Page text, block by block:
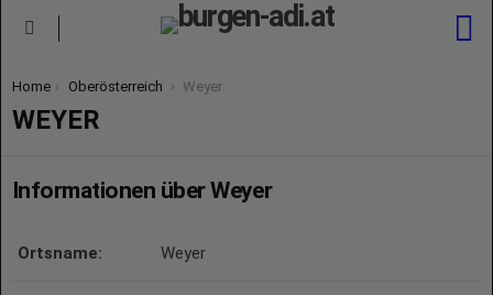
You are here:
Home Oberösterreich Weyer
WEYER
Informationen über Weyer
Ortsname: Weyer